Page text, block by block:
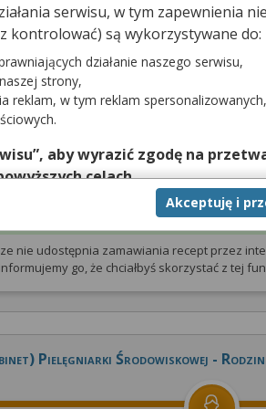
Wizyta NFZ
Gabinet nie udostępnia terminarzaz
nie udostępnia zamawiania recept przez
go, że chciałbyś skorzystać z tej
Pielęgniarki Środowiskowej -
serwisu, w tym zapewnienia
kontrolować) są wykorzystywane do:
działanie naszego serwisu,
strony,
reklam, w tym reklam spersonalizowanych,
aby wyrazić zgodę na
celach.
a wyrażoną zgodę możesz w
Twoich danych tylko w niektórych
konfigurację szczegółową, to
Akceptuję i